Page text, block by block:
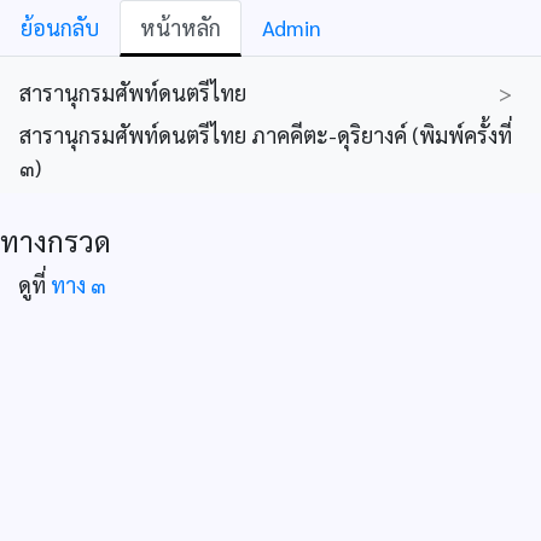
ย้อนกลับ หน้าหลัก Admin
สารานุกรมศัพท์ดนตรีไทย
>
สารานุกรมศัพท์ดนตรีไทย ภาคคีตะ-ดุริยางค์ (พิมพ์ครั้งที่
๓)
ทางกรวด
ดูที่ ทาง ๓